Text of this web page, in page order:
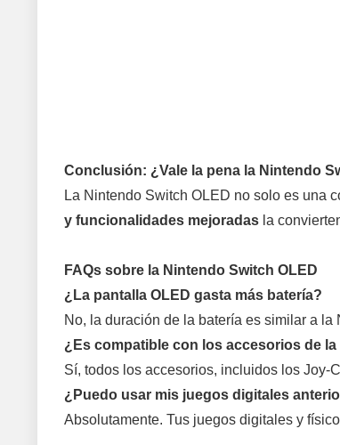
Conclusión: ¿Vale la pena la Nintendo
La Nintendo Switch OLED no solo es una
y funcionalidades mejoradas la
FAQs sobre la Nintendo Switch OLED
¿La pantalla OLED gasta más batería?
No, la duración de la batería es similar a la
¿Es compatible con los accesorios de
Sí, todos los accesorios, incluidos los Joy-
¿Puedo usar mis juegos digitales
Absolutamente. Tus juegos digitales y